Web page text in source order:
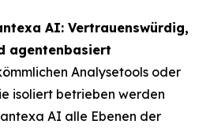
AI: Vertrauenswürdig,
agentenbasiert
Analysetools oder
isoliert betrieben werden
AI alle Ebenen der